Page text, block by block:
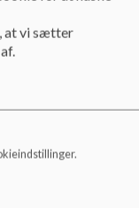
eller henter
børn sættes af
markeret.
børn sættes af på
at vi sætter